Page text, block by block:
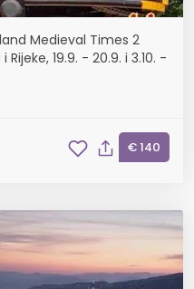
Medieval Times 2
19.9. - 20.9. i 3.10. -
€ 140